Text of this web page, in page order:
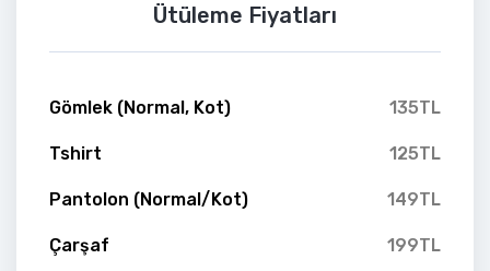
Ütüleme Fiyatları
Gömlek (Normal, Kot) 135TL
Tshirt 125TL
Pantolon (Normal/Kot) 149TL
Çarşaf 199TL